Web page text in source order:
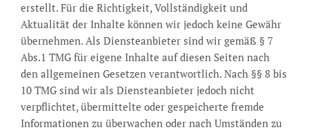
erstellt. Für die Richtigkeit, Vollständigkeit und
Aktualität der Inhalte können wir jedoch keine Gewähr
übernehmen. Als Diensteanbieter sind wir gemäß § 7
Abs.1 TMG für eigene Inhalte auf diesen Seiten nach
den allgemeinen Gesetzen verantwortlich. Nach §§ 8 bis
10 TMG sind wir als Diensteanbieter jedoch nicht
verpflichtet, übermittelte oder gespeicherte fremde
Informationen zu überwachen oder nach Umständen zu